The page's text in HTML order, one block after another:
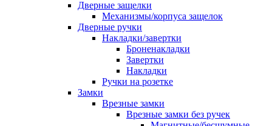
Дверные защелки
Механизмы/корпуса защелок
Дверные ручки
Накладки/завертки
Броненакладки
Завертки
Накладки
Ручки на розетке
Замки
Врезные замки
Врезные замки без ручек